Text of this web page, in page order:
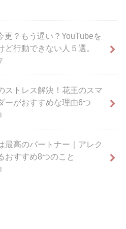
更？もう遅い？YouTubeを
ど行動できない人５選。
ストレス解決！花王のスマ
ーがおすすめな理由6つ
最高のパートナー｜アレク
おすすめ8つのこと